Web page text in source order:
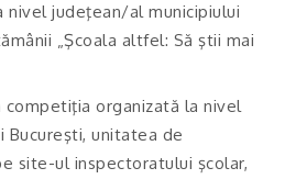
judeţean/al municipiului
„Şcoala altfel: Să ştii mai
organizată la nivel
Bucureşti, unitatea de
site-ul inspectoratului şcolar,